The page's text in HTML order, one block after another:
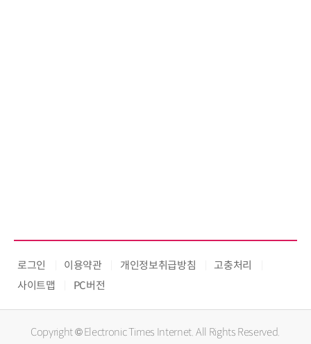
로그인 이용약관 개인정보취급방침
고충처리
사이트맵
PC버전
Copyright © Electronic Times Internet. All Rights Reserved.